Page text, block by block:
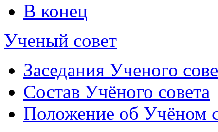
В конец
Ученый совет
Заседания Ученого
Состав Учёного совета
Положение об Учёном